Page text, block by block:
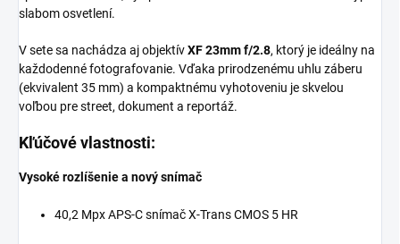
slabom osvetlení.
V sete sa nachádza aj objektívXF 23mm f/2.8, ktorý je ideálny na
každodenné fotografovanie. Vďaka prirodzenému uhlu záberu
(ekvivalent 35 mm) a kompaktnému vyhotoveniu je skvelou
voľbou pre street, dokument a reportáž.
Kľúčové vlastnosti:
Vysoké rozlíšenie a nový snímač
40,2 Mpx APS-C snímač X-Trans CMOS 5 HR